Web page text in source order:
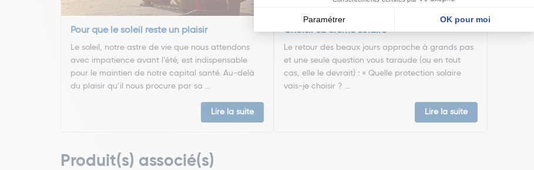
Pour que le soleil reste un plaisir
Le soleil, notre astre de vie que nous attendons
avec impatience avant l’été, est indispensable
pour le maintien de notre capital santé. Au-delà
du plaisir qu’il nous procure par sa ...
Lire la suite
Choisir sa crème solaire
Le retour des beaux jours approche à grands pas
et une seule question vous taraude (ou en tout
cas, elle le devrait) : « Quelle protection solaire
vais-je choisir ? ...
Lire la suite
Produit(s) associé(s)